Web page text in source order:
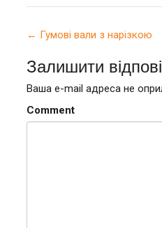
Post navigation
← Гумові вали з нарізкою
Залишити
Ваша e-mail адреса не
Comment